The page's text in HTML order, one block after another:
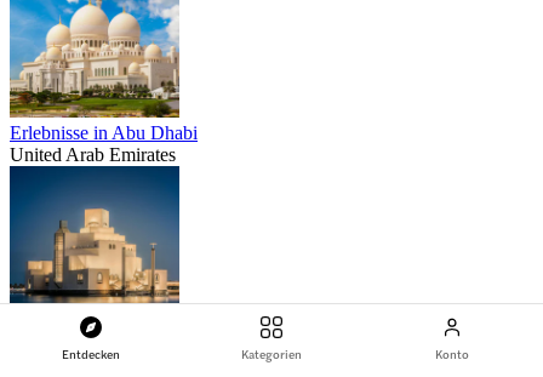
Entdecken Kategorien Konto
Erlebnisse in Abu Dhabi
United Arab Emirates
Erlebnisse in Doha